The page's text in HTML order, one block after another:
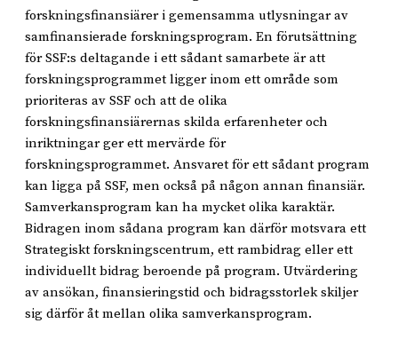
forskningsfinansiärer i gemensamma utlysningar av
samfinansierade forskningsprogram. En förutsättning
för SSF:s deltagande i ett sådant samarbete är att
forskningsprogrammet ligger inom ett område som
prioriteras av SSF och att de olika
forskningsfinansiärernas skilda erfarenheter och
inriktningar ger ett mervärde för
forskningsprogrammet. Ansvaret för ett sådant program
kan ligga på SSF, men också på någon annan finansiär.
Samverkansprogram kan ha mycket olika karaktär.
Bidragen inom sådana program kan därför motsvara ett
Strategiskt forskningscentrum, ett rambidrag eller ett
individuellt bidrag beroende på program. Utvärdering
av ansökan, finansieringstid och bidragsstorlek skiljer
sig därför åt mellan olika samverkansprogram.